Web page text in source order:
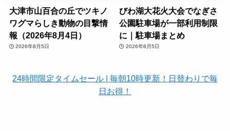
大津市山百合の丘でツキノ
ワグマらしき動物の目撃情
報（2026年8月4日）
2026年8月5日
びわ湖大花火大会でなぎさ
公園駐車場が一部利用制限
に｜駐車場まとめ
2026年8月5日
24時間限定タイムセール | 毎朝10時更新！日替わりで毎
日お得！